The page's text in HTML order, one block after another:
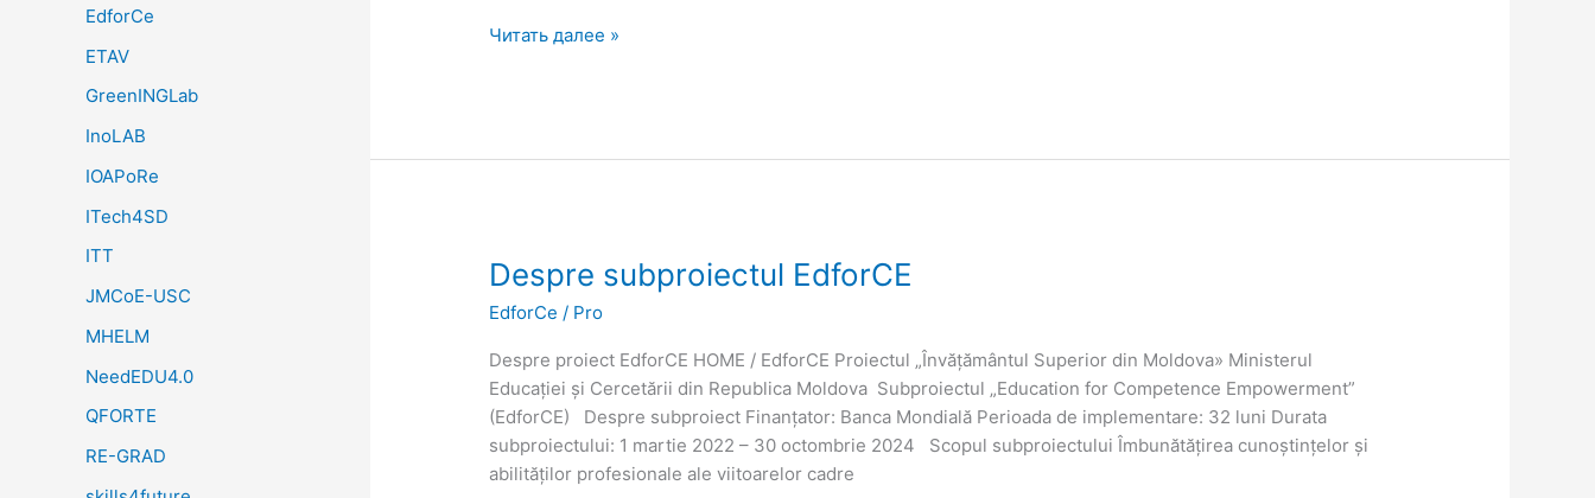
EdforCe
ETAV
GreenINGLab
InoLAB
IOAPoRe
ITech4SD
ITT
JMCoE-USC
MHELM
NeedEDU4.0
QFORTE
RE-GRAD
Читать далее »
Despre subproiectul EdforCE
EdforCe / Pro
Despre proiect EdforCE HOME / EdforCE Proiectul „Învățământul Superior din Moldova» Ministerul
Educației și Cercetării din Republica Moldova Subproiectul „Education for Competence Empowerment”
(EdforCE) Despre subproiect Finanțator: Banca Mondială Perioada de implementare: 32 luni Durata
subproiectului: 1 martie 2022 – 30 octombrie 2024 Scopul subproiectului Îmbunătățirea cunoștințelor și
abilităților profesionale ale viitoarelor cadre
Despre
subproiectul
EdforCE